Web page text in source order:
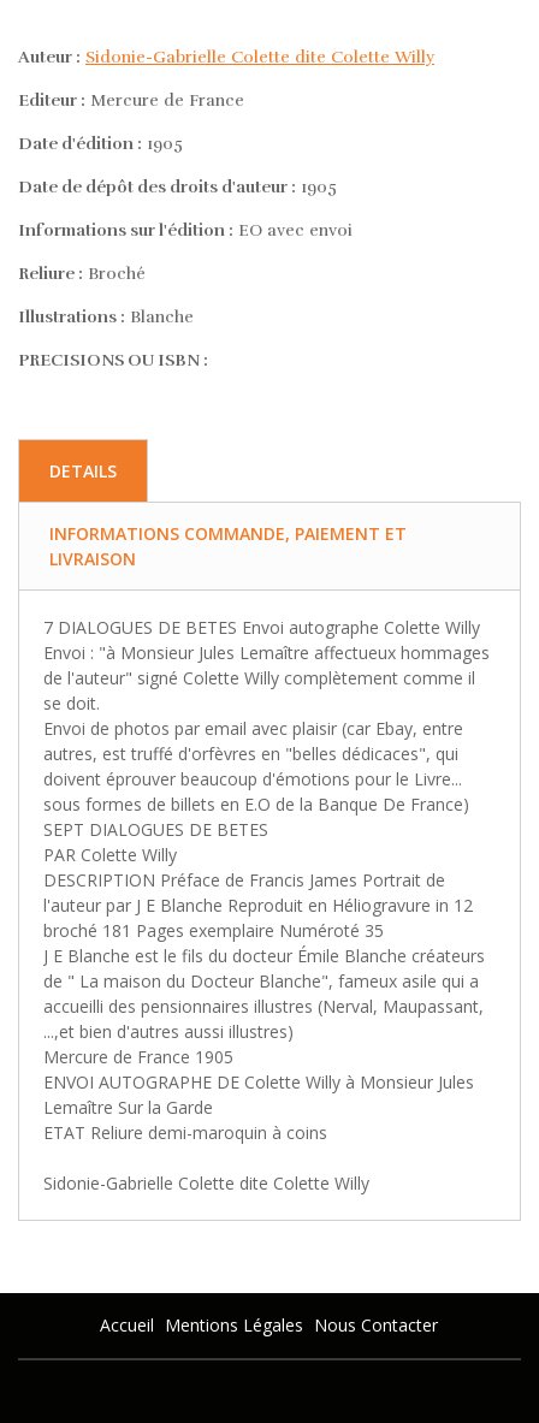
Auteur : Sidonie-Gabrielle Colette dite Colette Willy
Editeur : Mercure de France
Date d'édition : 1905
Date de dépôt des droits d'auteur : 1905
Informations sur l'édition : EO avec envoi
Reliure : Broché
Illustrations : Blanche
PRECISIONS OU ISBN :
DETAILS
INFORMATIONS COMMANDE, PAIEMENT ET
LIVRAISON
7 DIALOGUES DE BETES Envoi autographe Colette Willy
Envoi : "à Monsieur Jules Lemaître affectueux hommages
de l'auteur" signé Colette Willy complètement comme il
se doit.
Envoi de photos par email avec plaisir (car Ebay, entre
autres, est truffé d'orfèvres en "belles dédicaces", qui
doivent éprouver beaucoup d'émotions pour le Livre...
sous formes de billets en E.O de la Banque De France)
SEPT DIALOGUES DE BETES
PAR Colette Willy
DESCRIPTION Préface de Francis James Portrait de
l'auteur par J E Blanche Reproduit en Héliogravure in 12
broché 181 Pages exemplaire Numéroté 35
J E Blanche est le fils du docteur Émile Blanche créateurs
de " La maison du Docteur Blanche", fameux asile qui a
accueilli des pensionnaires illustres (Nerval, Maupassant,
...,et bien d'autres aussi illustres)
Mercure de France 1905
ENVOI AUTOGRAPHE DE Colette Willy à Monsieur Jules
Lemaître Sur la Garde
ETAT Reliure demi-maroquin à coins
Sidonie-Gabrielle Colette dite Colette Willy
Accueil Mentions Légales Nous Contacter